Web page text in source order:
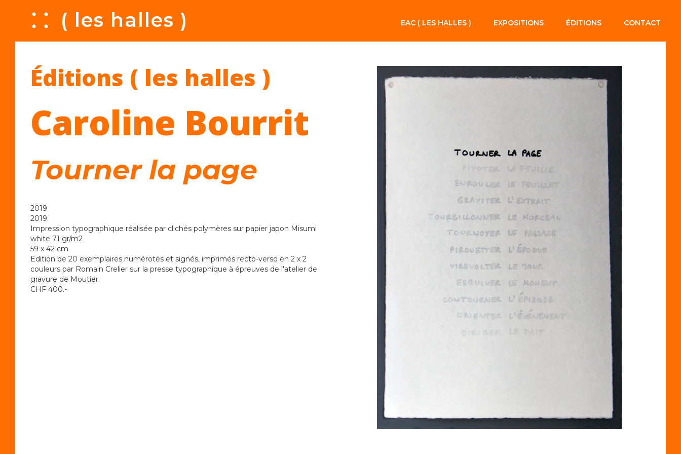
A ( les halles ) EAC ( LES HALLES ) EXPOSITIONS ÉDITIONS CONTACT
Éditions ( les halles )
Caroline Bourrit
Tourner la page
2019
2019
Impression typographique réalisée par clichés polymères sur papier japon Misumi
white 71 gr/m2
59 x 42 cm
Edition de 20 exemplaires numérotés et signés, imprimés recto-verso en 2 x 2
couleurs par Romain Crelier sur la presse typographique à épreuves de l'atelier de
gravure de Moutier.
CHF 400.-